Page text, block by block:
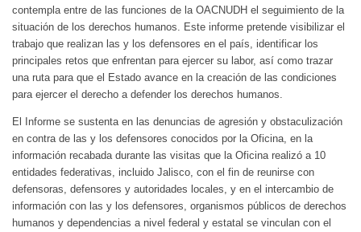
contempla entre de las funciones de la OACNUDH el seguimiento de la
situación de los derechos humanos. Este informe pretende visibilizar el
trabajo que realizan las y los defensores en el país, identificar los
principales retos que enfrentan para ejercer su labor, así como trazar
una ruta para que el Estado avance en la creación de las condiciones
para ejercer el derecho a defender los derechos humanos.
El Informe se sustenta en las denuncias de agresión y obstaculización
en contra de las y los defensores conocidos por la Oficina, en la
información recabada durante las visitas que la Oficina realizó a 10
entidades federativas, incluido Jalisco, con el fin de reunirse con
defensoras, defensores y autoridades locales, y en el intercambio de
información con las y los defensores, organismos públicos de derechos
humanos y dependencias a nivel federal y estatal se vinculan con el